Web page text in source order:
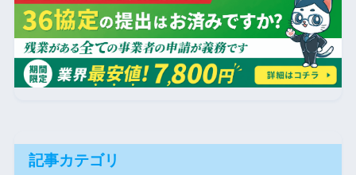
記事カテゴリ